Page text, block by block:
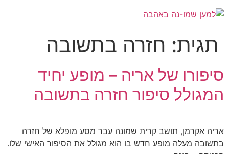
תגית: חזרה בתשובה
סיפורו של אריה – מופע יחיד
המגולל סיפור חזרה בתשובה
אריה אקרמן, תושב קרית שמונה עבר מסע מופלא של חזרה
בתשובה מעלה מופע חדש בו הוא מגולל את הסיפור האישי שלו.